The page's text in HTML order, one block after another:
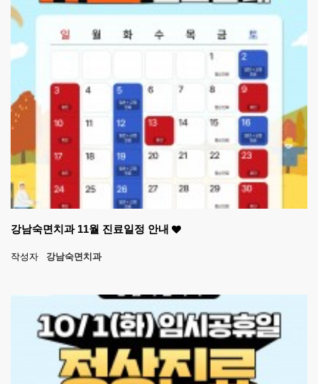
강남숙면치과 11월 진료일정 안내
작성자 강남숙면치과